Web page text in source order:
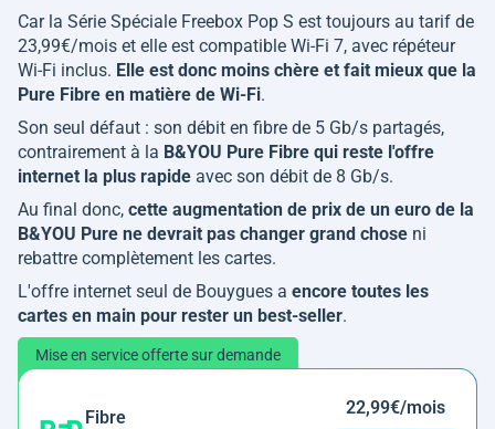
Car la Série Spéciale Freebox Pop S est toujours au tarif de
23,99€/mois et elle est compatible Wi-Fi 7, avec répéteur
Wi-Fi inclus. Elle est donc moins chère et fait mieux que la
Pure Fibre en matière de Wi-Fi.
Son seul défaut : son débit en fibre de 5 Gb/s partagés,
contrairement à la B&YOU Pure Fibre qui reste l'offre
internet la plus rapide avec son débit de 8 Gb/s.
Au final donc, cette augmentation de prix de un euro de la
B&YOU Pure ne devrait pas changer grand chose ni
rebattre complètement les cartes.
L'offre internet seul de Bouygues a encore toutes les
cartes en main pour rester un best-seller.
Mise en service offerte sur demande
Fibre 22,99€/mois